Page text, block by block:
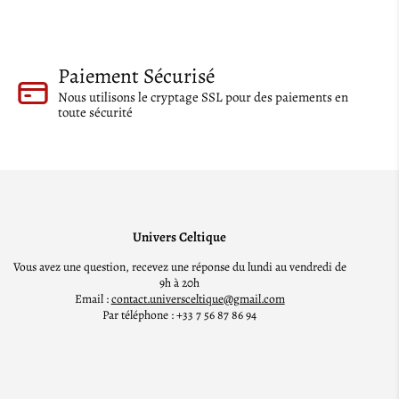
Paiement Sécurisé
Nous utilisons le cryptage SSL pour des paiements en
toute sécurité
Univers Celtique
Vous avez une question, recevez une réponse du lundi au vendredi de
9h à 20h
Email :contact.universceltique@gmail.com
Par téléphone : +33 7 56 87 86 94